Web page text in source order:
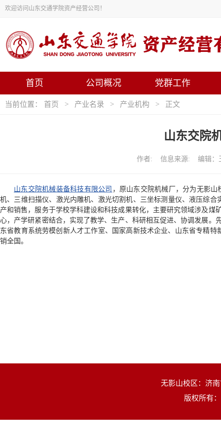
欢迎访问山东交通学院资产经营公司！
首页 公司概况 党群工作
当前位置： 首页 > 产业名录 > 产业机构 > 正文
山东交院
作者: 信息来源: 编辑：
山东交院机械装备科技有限公司 ，原山东交院机械厂，分为无影
机、三维扫描仪、激光内雕机、激光切割机、三坐标测量仪、液压综
产和销售，服务于学校学科建设和科技成果转化，主要研究领域涉及
心，产学研紧密结合，实现了教学、生产、科研相互促进、协调发展
东省教育系统劳模创新人才工作室、国家高新技术企业、山东省专精
销全国。
无影山校区：济
版权所有